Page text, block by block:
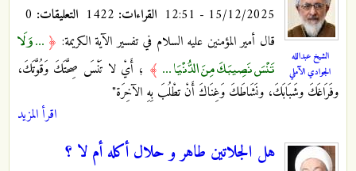
الشيخ عبدالله
الجوادي الآملي
15/12/2025 - 12:51 القراءات: التعليقات:
قال أمير المؤمنين عليه السلام في تفسير الآية الكريمة: ﴿ ... وَلَا
تَنْسَ نَصِيبَكَ مِنَ الدُّنْيَا ... ﴾ ؛ أَيْ لا تَنْسَ صِحَّتَكَ وَقُوَّتَكَ،
وفَرَاغَكَ وشَبَابَكَ، ونَشَاطَكَ وَغِنَاكَ أَنْ تطْلُبَ بِهِ الآخِرَة"
اقرأ المزيد
هل الجلاتين طاهر و حلال أكله أم لا ؟